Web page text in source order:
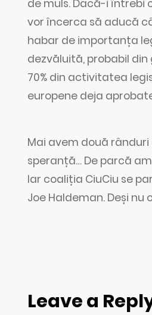
de muls. Dacă-i întrebi
vor încerca să aducă
habar de importanța
dezvăluită, probabil
70% din activitatea
europene deja
Mai avem două
speranță… De parcă
Iar coaliția CiuCiu se
Joe Haldeman. Deși
Leave a